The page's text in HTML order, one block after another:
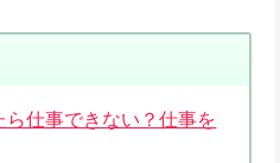
仕事できない？仕事を